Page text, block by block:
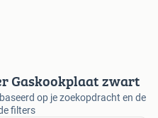
Gaskookplaat zwart
op je zoekopdracht en de
filters